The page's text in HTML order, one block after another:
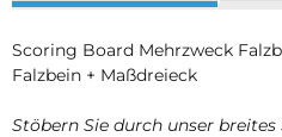
Scoring Board Mehrzweck
Falzbein + Maßdreieck
Stöbern Sie durch unser